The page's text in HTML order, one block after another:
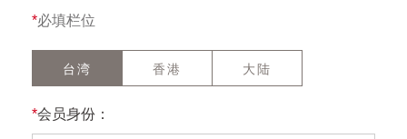
*必填栏位
台湾 香港 大陆
*会员身份：